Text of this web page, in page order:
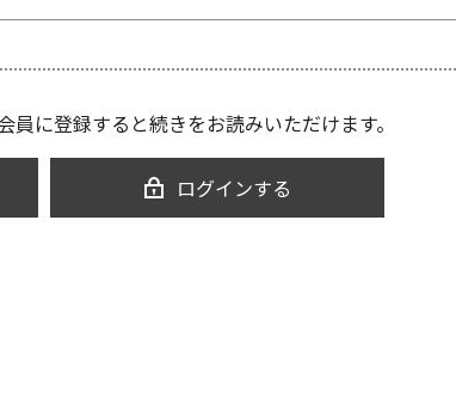
に登録すると続きをお読みいただけます。
ログインする